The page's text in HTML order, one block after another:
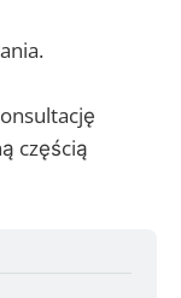
częścią